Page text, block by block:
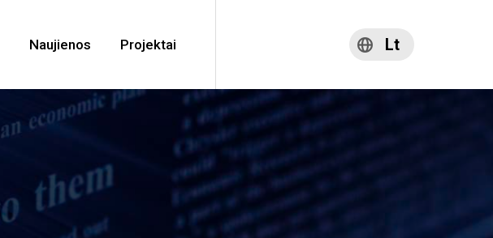
Naujienos Projektai Lt